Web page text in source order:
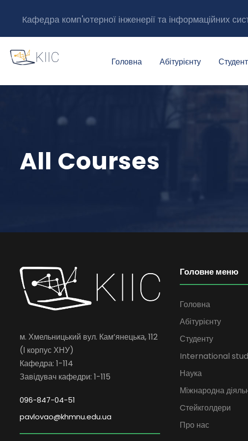
Кафедра комп'ютерної інженерії та інформаційних
Головна Абітурієнту
All Courses
м. Хмельницький вул. Кам’янецька, 112
(І корпус ХНУ)
Кафедра: 1-114
Завідувач кафедри: 1-115
096-847-04-51
pavlovao@khmnu.edu.ua
Головне меню
Головна
Абітурієнту
Студенту
International
Наука
Міжнародна
Cтейкголдери
Про нас